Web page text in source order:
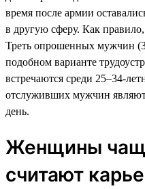
время после армии
в другую сферу. Как
Треть опрошенных мужчин
подобном варианте
встречаются среди 25–34-
отслуживших мужчин
день.
Женщины
считают